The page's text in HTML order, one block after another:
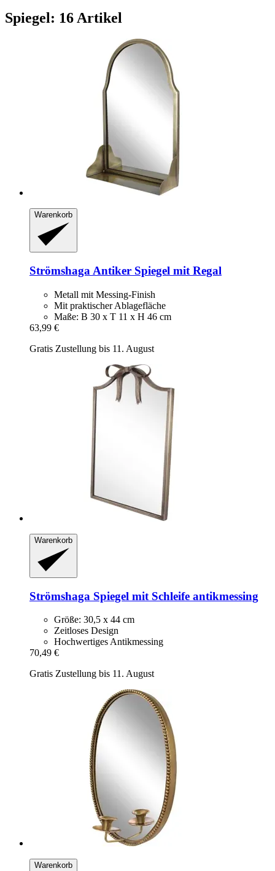
Spiegel: 16 Artikel
Warenkorb
Strömshaga Antiker Spiegel mit Regal
Metall mit Messing-Finish
Mit praktischer Ablagefläche
Maße: B 30 x T 11 x H 46 cm
63,99 €
Gratis Zustellung bis 11. August
Warenkorb
Strömshaga Spiegel mit Schleife antikmessing
Größe: 30,5 x 44 cm
Zeitloses Design
Hochwertiges Antikmessing
70,49 €
Gratis Zustellung bis 11. August
Warenkorb